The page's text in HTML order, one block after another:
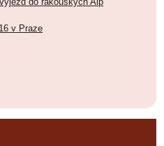
v Praze